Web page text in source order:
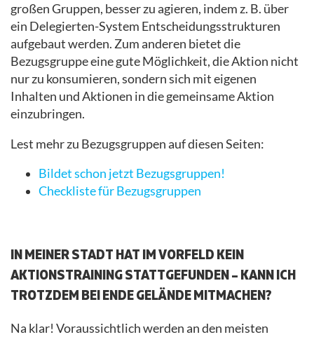
großen Gruppen, besser zu agieren, indem z. B. über
ein Delegierten-System Entscheidungsstrukturen
aufgebaut werden. Zum anderen bietet die
Bezugsgruppe eine gute Möglichkeit, die Aktion nicht
nur zu konsumieren, sondern sich mit eigenen
Inhalten und Aktionen in die gemeinsame Aktion
einzubringen.
Lest mehr zu Bezugsgruppen auf diesen Seiten:
Bildet schon jetzt Bezugsgruppen!
Checkliste für Bezugsgruppen
IN MEINER STADT HAT IM VORFELD KEIN
AKTIONSTRAINING STATTGEFUNDEN – KANN ICH
TROTZDEM BEI ENDE GELÄNDE MITMACHEN?
Na klar! Voraussichtlich werden an den meisten